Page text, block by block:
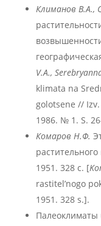
Климанов В.А.,
V.A.,
klimata na
golotsene // Izv.
1986. № 1. S.
Комаров Н.Ф.
1951. 328 с. [
rastitel’nogo
1951. 328 s.].